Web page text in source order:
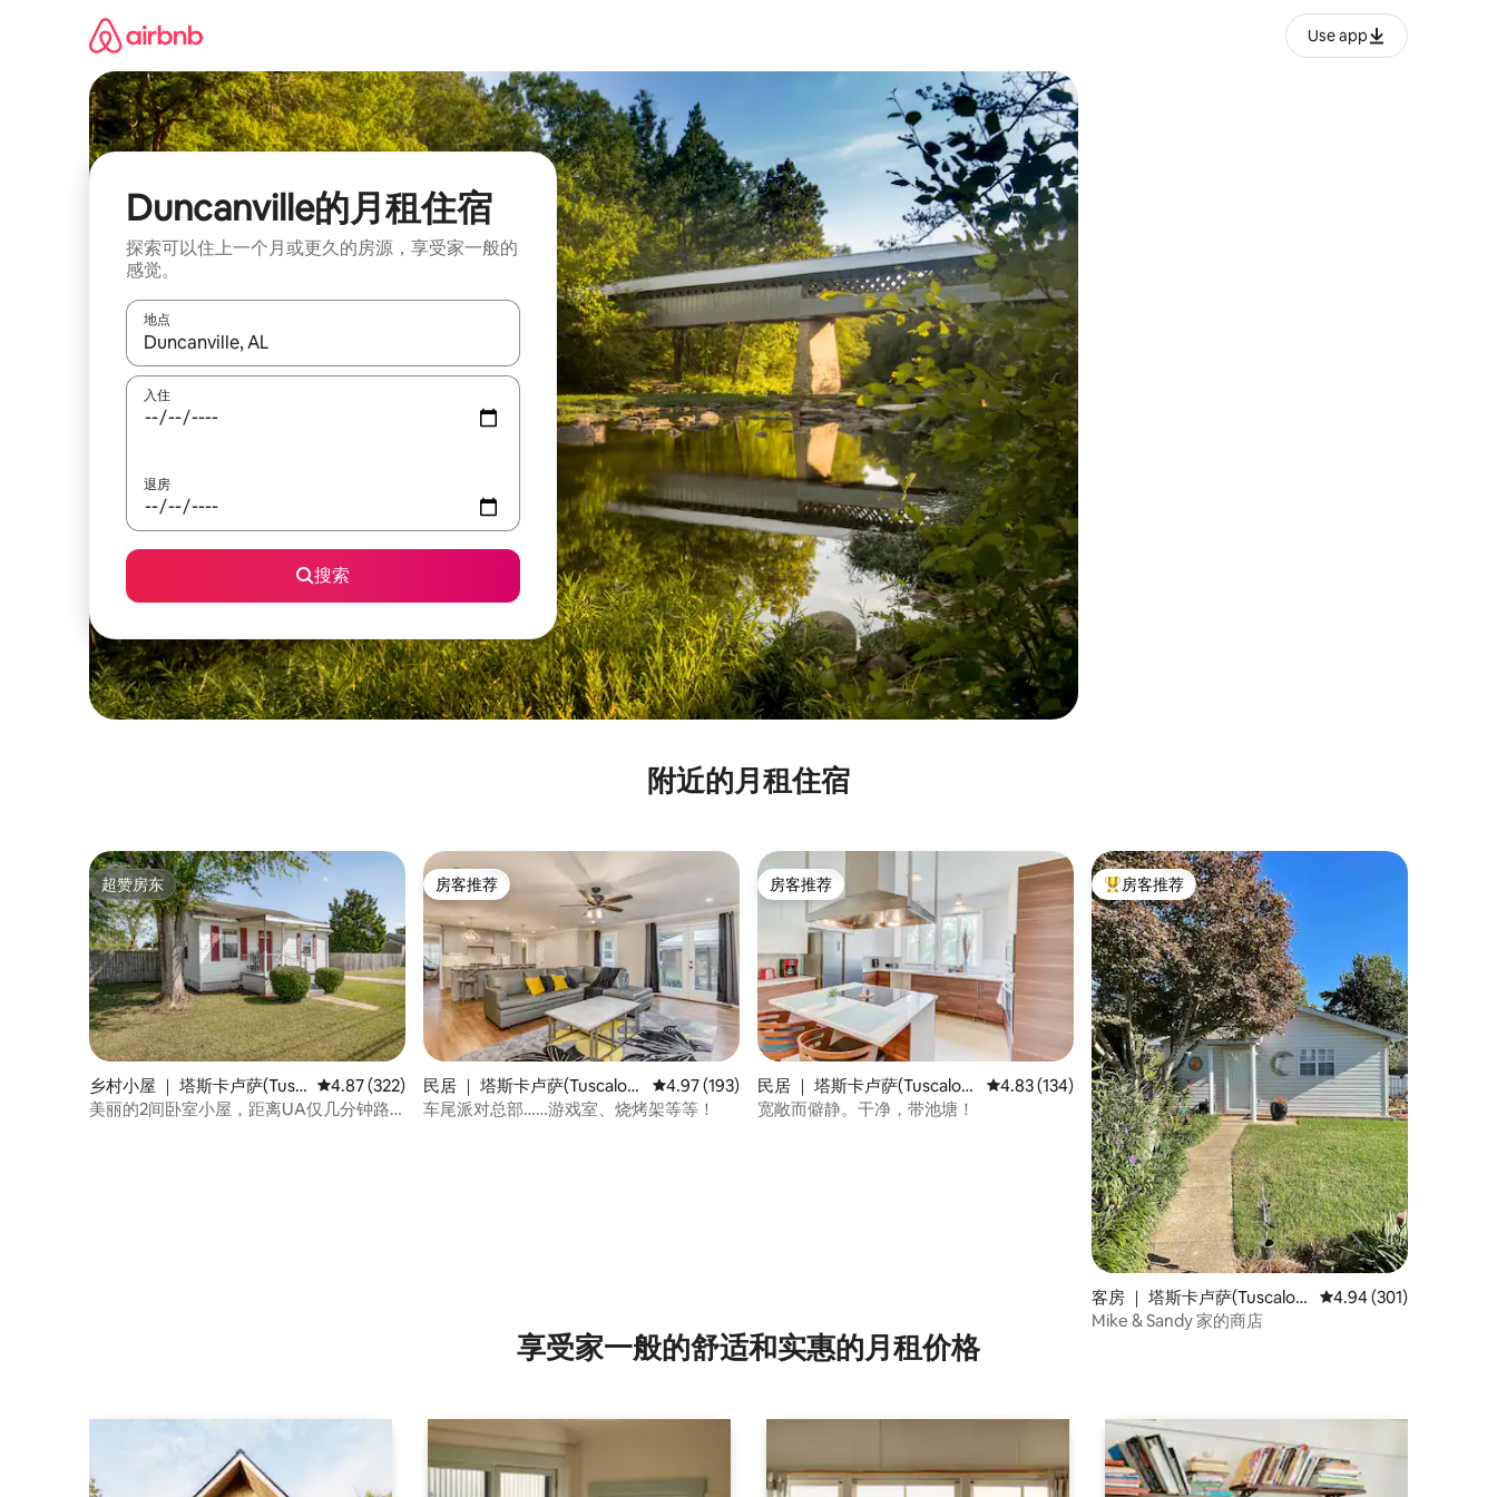
Use app
Duncanville的月租住宿
探索可以住上一个月或更久的房源，享受家一般的
感觉。
地点
如有搜索结果，请使用上下方向键查看，或通过点击或滑动手势浏览。
入住
退房
搜索
附近的月租住宿
超赞房东
超赞房东
乡村小屋 ｜ 塔斯卡卢萨(Tusc
aloosa)
平均评分 4.87 分（满分 5 分），共 322 条评价
4.87 (322)
美丽的2间卧室小屋，距离UA仅几分钟路
房客推荐
房客推荐
民居 ｜ 塔斯卡卢萨(Tuscaloo
sa)
平均评分 4.97 分（满分 5 分），共 193 条评价
4.97 (193)
车尾派对总部……游戏室、烧烤架等等！
房客推荐
房客推荐
民居 ｜ 塔斯卡卢萨(Tuscaloo
sa)
平均评分 4.83 分（满分 5 分），共 134 条评价
4.83 (134)
宽敞而僻静。干净，带池塘！
热门「房客推荐」
房客推荐
客房 ｜ 塔斯卡卢萨(Tuscaloo
sa)
平均评分 4.94 分（满
4.94 (301)
Mike & Sandy 家的商店
享受家一般的舒适和实惠的月租价格